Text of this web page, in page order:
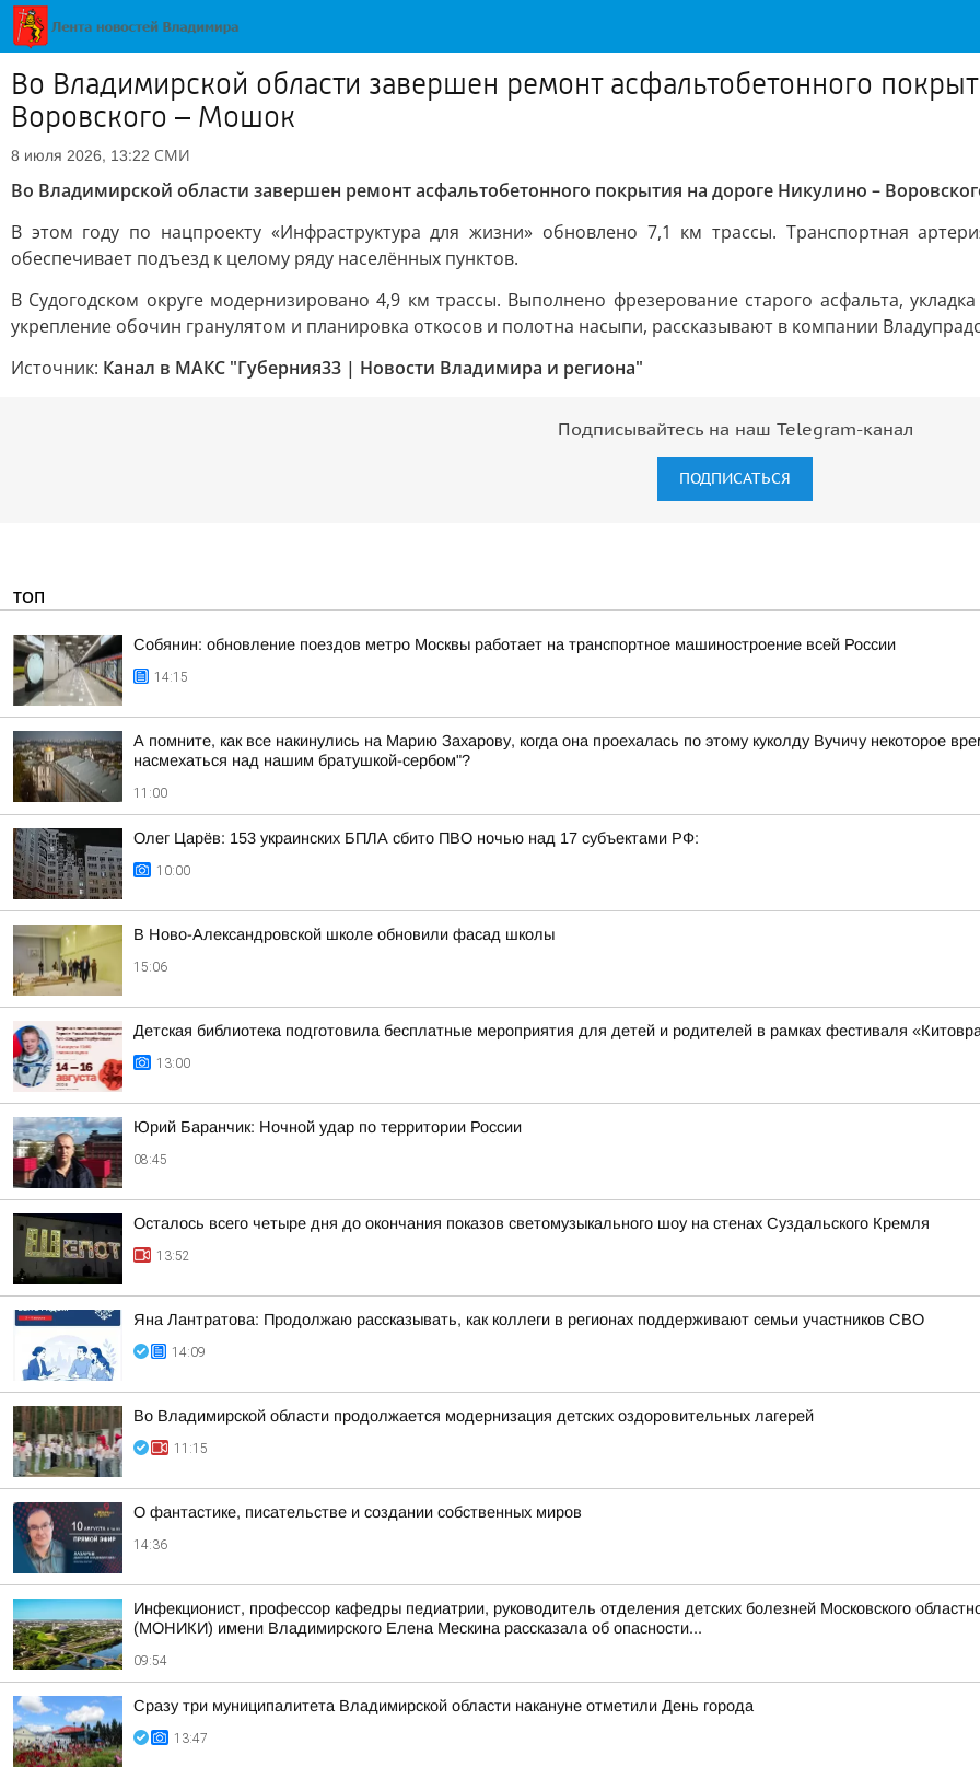
Во Владимирской области завершен ремонт асфальтобетонного
Воровского – Мошок
8 июля 2026, 13:22 СМИ
Во Владимирской области завершен ремонт асфальтобетонного покрытия на дороге Никулино –
В этом году по нацпроекту «Инфраструктура для жизни» обновлено 7,1 км трассы. Транспортная
обеспечивает подъезд к целому ряду населённых пунктов.
В Судогодском округе модернизировано 4,9 км трассы. Выполнено фрезерование старого асфальта,
укрепление обочин гранулятом и планировка откосов и полотна насыпи, рассказывают в компании
Источник: Канал в МАКС "Губерния33 | Новости Владимира и региона"
Подписывайтесь на наш Telegram-канал
ПОДПИСАТЬСЯ
ТОП
Собянин: обновление поездов метро Москвы работает на транспортное машиностроение всей России
14:15
А помните, как все накинулись на Марию Захарову, когда она проехалась по этому куколду Вучичу некоторое
насмехаться над нашим братушкой-сербом"?
11:00
Олег Царёв: 153 украинских БПЛА сбито ПВО ночью над 17 субъектами РФ:
10:00
В Ново-Александровской школе обновили фасад школы
15:06
Детская библиотека подготовила бесплатные мероприятия для детей и родителей в рамках фестиваля
13:00
Юрий Баранчик: Ночной удар по территории России
08:45
Осталось всего четыре дня до окончания показов светомузыкального шоу на стенах Суздальского Кремля
13:52
Яна Лантратова: Продолжаю рассказывать, как коллеги в регионах поддерживают семьи участников СВО
14:09
Во Владимирской области продолжается модернизация детских оздоровительных лагерей
11:15
О фантастике, писательстве и создании собственных миров
14:36
Инфекционист, профессор кафедры педиатрии, руководитель отделения детских болезней Московского
(МОНИКИ) имени Владимирского Елена Мескина рассказала об опасности...
09:54
Сразу три муниципалитета Владимирской области накануне отметили День города
13:47